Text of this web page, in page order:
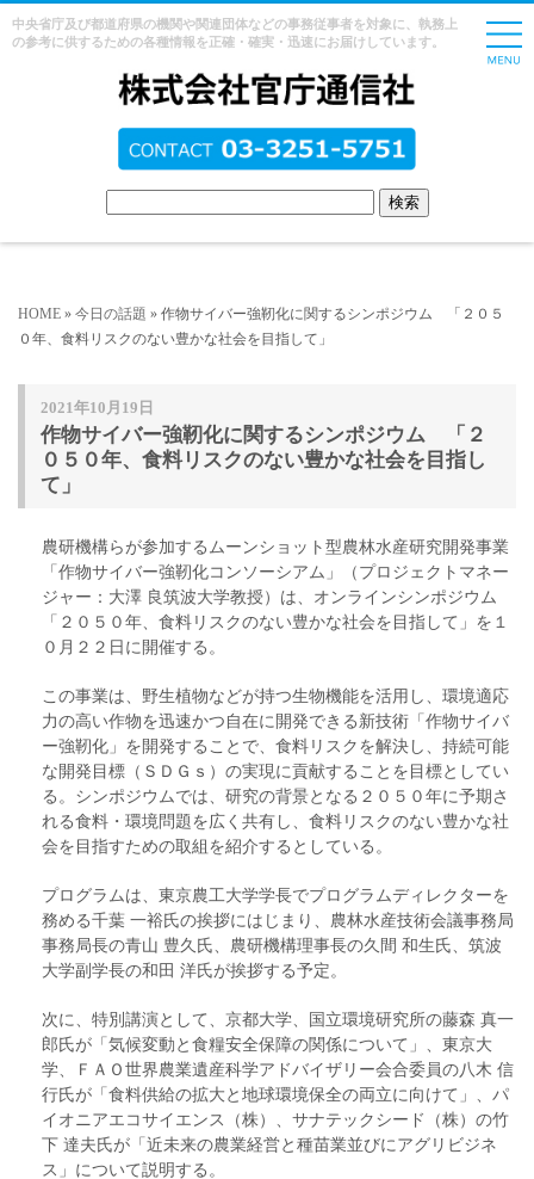
中央省庁及び都道府県の機関や関連団体などの事務従事者を対象に、執務上
の参考に供するための各種情報を正確・確実・迅速にお届けしています。
HOME » 今日の話題 » 作物サイバー強靭化に関するシンポジウム 「２０５
０年、食料リスクのない豊かな社会を目指して」
2021年10月19日
作物サイバー強靭化に関するシンポジウム 「２
０５０年、食料リスクのない豊かな社会を目指し
て」
農研機構らが参加するムーンショット型農林水産研究開発事業
「作物サイバー強靭化コンソーシアム」（プロジェクトマネー
ジャー：大澤 良筑波大学教授）は、オンラインシンポジウム
「２０５０年、食料リスクのない豊かな社会を目指して」を１
０月２２日に開催する。
この事業は、野生植物などが持つ生物機能を活用し、環境適応
力の高い作物を迅速かつ自在に開発できる新技術「作物サイバ
ー強靭化」を開発することで、食料リスクを解決し、持続可能
な開発目標（ＳＤＧｓ）の実現に貢献することを目標としてい
る。シンポジウムでは、研究の背景となる２０５０年に予期さ
れる食料・環境問題を広く共有し、食料リスクのない豊かな社
会を目指すための取組を紹介するとしている。
プログラムは、東京農工大学学長でプログラムディレクターを
務める千葉 一裕氏の挨拶にはじまり、農林水産技術会議事務局
事務局長の青山 豊久氏、農研機構理事長の久間 和生氏、筑波
大学副学長の和田 洋氏が挨拶する予定。
次に、特別講演として、京都大学、国立環境研究所の藤森 真一
郎氏が「気候変動と食糧安全保障の関係について」、東京大
学、ＦＡＯ世界農業遺産科学アドバイザリー会合委員の八木 信
行氏が「食料供給の拡大と地球環境保全の両立に向けて」、パ
イオニアエコサイエンス（株）、サナテックシード（株）の竹
下 達夫氏が「近未来の農業経営と種苗業並びにアグリビジネ
ス」について説明する。